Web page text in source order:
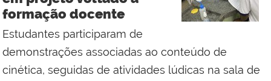
Centro
formação docente
Estudantes participaram de
demonstrações associadas ao conteúdo de
cinética, seguidas de atividades lúdicas na sala de